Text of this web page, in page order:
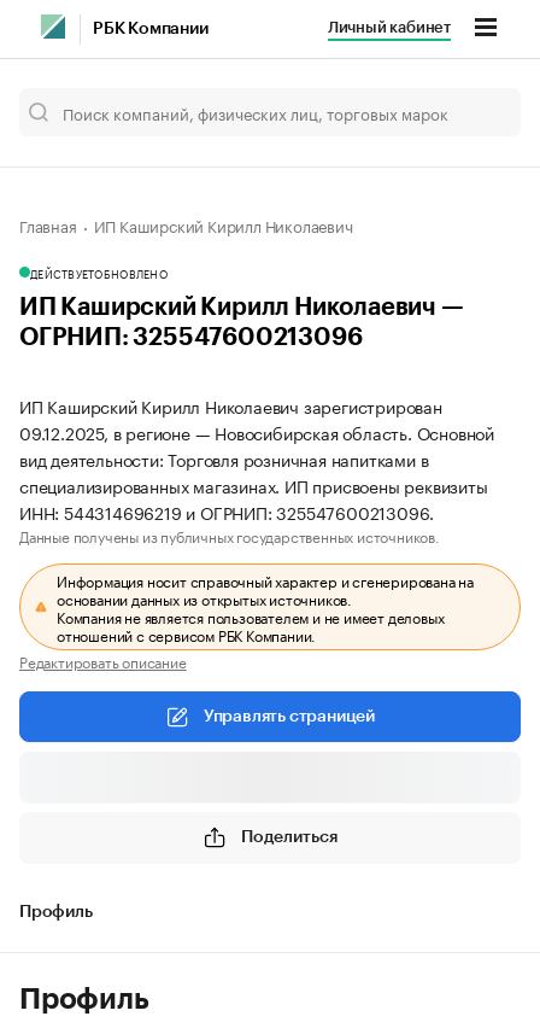
РБК Компании Личный кабинет
Главная ИП Каширский Кирилл Николаевич
ДЕЙСТВУЕТОБНОВЛЕНО
ИП Каширский Кирилл Николаевич —
ОГРНИП: 325547600213096
ИП Каширский Кирилл Николаевич зарегистрирован
09.12.2025, в регионе — Новосибирская область. Основной
вид деятельности: Торговля розничная напитками в
специализированных магазинах. ИП присвоены реквизиты
ИНН: 544314696219 и ОГРНИП: 325547600213096.
Данные получены из публичных государственных источников.
Информация носит справочный характер и сгенерирована на
основании данных из открытых источников.
Компания не является пользователем и не имеет деловых
отношений с сервисом РБК Компании.
Редактировать описание
Управлять страницей
Поделиться
Профиль
Профиль